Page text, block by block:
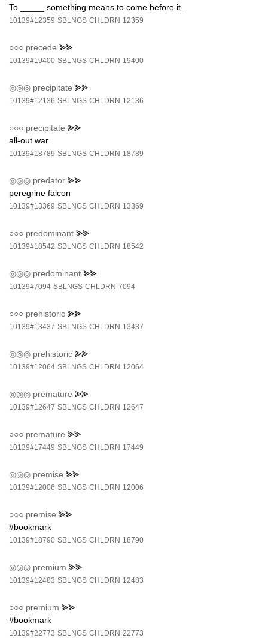
To _____ something means to come before it.
10139#12359 SBLNGS CHLDRN 12359
○○○ precede ⪢⪢
10139#19400 SBLNGS CHLDRN 19400
◎◎◎ precipitate ⪢⪢
10139#12136 SBLNGS CHLDRN 12136
○○○ precipitate ⪢⪢
all-out war
10139#18789 SBLNGS CHLDRN 18789
◎◎◎ predator ⪢⪢
peregrine falcon
10139#13369 SBLNGS CHLDRN 13369
○○○ predominant ⪢⪢
10139#18542 SBLNGS CHLDRN 18542
◎◎◎ predominant ⪢⪢
10139#7094 SBLNGS CHLDRN 7094
○○○ prehistoric ⪢⪢
10139#13437 SBLNGS CHLDRN 13437
◎◎◎ prehistoric ⪢⪢
10139#12064 SBLNGS CHLDRN 12064
◎◎◎ premature ⪢⪢
10139#12647 SBLNGS CHLDRN 12647
○○○ premature ⪢⪢
10139#17449 SBLNGS CHLDRN 17449
◎◎◎ premise ⪢⪢
10139#12006 SBLNGS CHLDRN 12006
○○○ premise ⪢⪢
#bookmark
10139#18790 SBLNGS CHLDRN 18790
◎◎◎ premium ⪢⪢
10139#12483 SBLNGS CHLDRN 12483
○○○ premium ⪢⪢
#bookmark
10139#22773 SBLNGS CHLDRN 22773